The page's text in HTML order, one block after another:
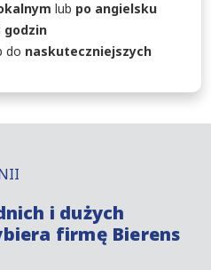
lub po angielsku
godzin
do naskuteczniejszych
i dużych
firmę Bierens